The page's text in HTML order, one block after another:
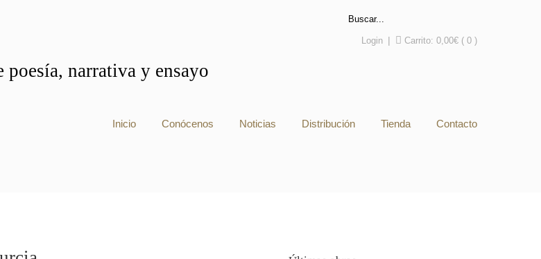
poesía, narrativa y ensayo
Login Carrito: 0,00€ ( 0 )
Inicio Conócenos Noticias Distribución Tienda Contacto